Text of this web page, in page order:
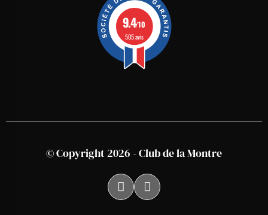
9.4/10
505 avis
© Copyright 2026 - Club de la Montre